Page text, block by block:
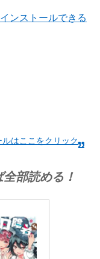
ンストールできる
はここをクリック
部読める！